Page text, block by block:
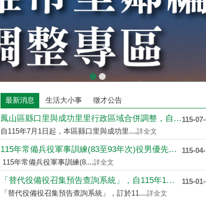
最新消息 生活大小事 徵才公告
115-
鳳山區縣口里與成功里里行政區域合併調整，自115年7月1日起....
自115年7月1日起，本區縣口里與成功里....詳全文
115-
115年常備兵役軍事訓練(83至93年次)役男優先入營、延....
115年常備兵役軍事訓練(8....詳全文
115-
「替代役備役召集預告查詢系統」，自115年1月1日上線啟用
「替代役備役召集預告查詢系統」，訂於11....詳全文